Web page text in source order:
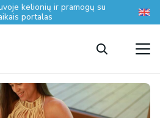
kelionių ir pramogų su
portalas